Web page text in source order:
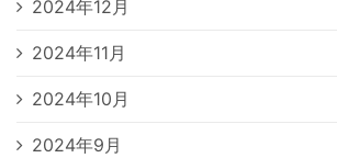
2024年12月
2024年11月
2024年10月
2024年9月